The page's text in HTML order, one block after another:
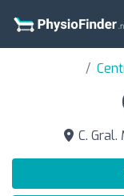
C. Gral.